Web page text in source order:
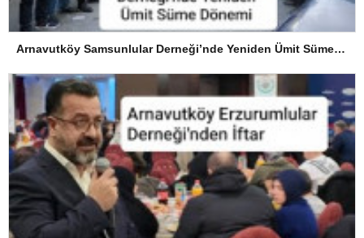
Arnavutköy Samsunlular Derneği’nde Yeniden Ümit Süme Dönemi